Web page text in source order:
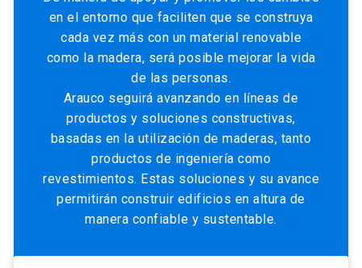
en el entorno que faciliten que se construya
cada vez más con un material renovable
como la madera, será posible mejorar la vida
de las personas.
Arauco seguirá avanzando en líneas de
productos y soluciones constructivas,
basadas en la utilización de maderas, tanto
productos de ingeniería como
revestimientos. Estas soluciones y su avance
permitirán construir edificios en altura de
manera confiable y sustentable.